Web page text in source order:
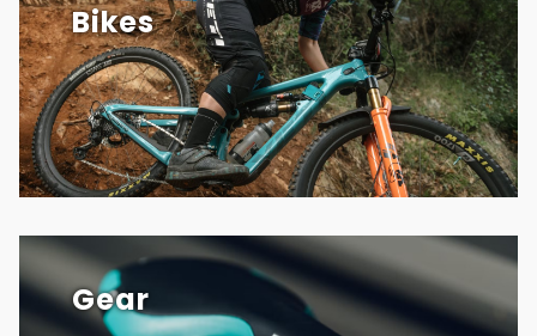
Bikes
Gear